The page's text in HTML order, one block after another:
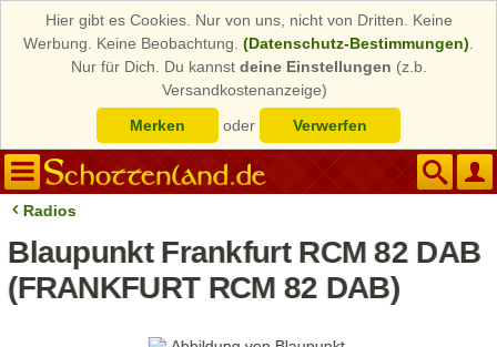
Hier gibt es Cookies. Nur von uns, nicht von Dritten. Keine
Werbung. Keine Beobachtung. (Datenschutz-Bestimmungen)
Nur für Dich. Du kannst deine Einstellungen (z.b.
Versandkostenanzeige)
Merken
oder Verwerfen
Radios
Blaupunkt Frankfurt RCM 82 DAB
(FRANKFURT RCM 82 DAB)